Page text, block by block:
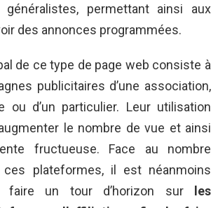
permettant ainsi aux
des annonces programmées.
de ce type de page web consiste à
publicitaires d’une association,
ou d’un particulier. Leur utilisation
le nombre de vue et ainsi
fructueuse. Face au nombre
ces plateformes, il est néanmoins
faire un tour d’horizon surles